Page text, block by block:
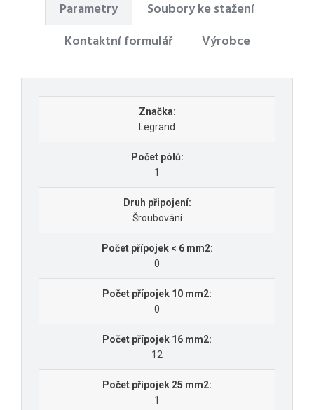
Parametry
Soubory ke stažení
Kontaktní formulář
Výrobce
Značka:
Legrand
Počet pólů:
1
Druh připojení:
Šroubování
Počet přípojek < 6 mm2:
0
Počet přípojek 10 mm2:
0
Počet přípojek 16 mm2:
12
Počet přípojek 25 mm2:
1